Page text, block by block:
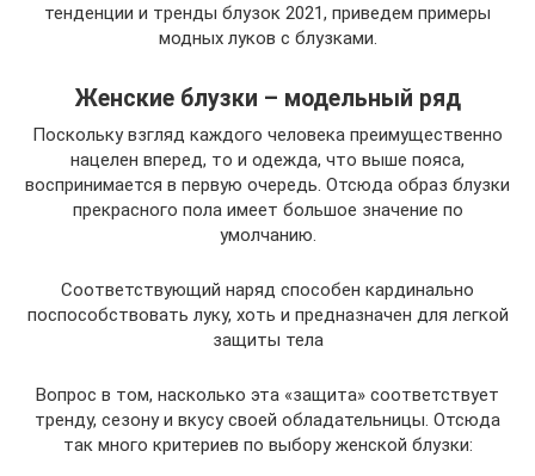
тенденции и тренды блузок 2021, приведем примеры
модных луков с блузками.
Женские блузки – модельный ряд
Поскольку взгляд каждого человека преимущественно
нацелен вперед, то и одежда, что выше пояса,
воспринимается в первую очередь. Отсюда образ блузки
прекрасного пола имеет большое значение по
умолчанию.
Соответствующий наряд способен кардинально
поспособствовать луку, хоть и предназначен для легкой
защиты тела
Вопрос в том, насколько эта «защита» соответствует
тренду, сезону и вкусу своей обладательницы. Отсюда
так много критериев по выбору женской блузки: